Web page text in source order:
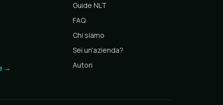
→
Guide NLT
FAQ
Chi siamo
Sei un'azienda?
Autori